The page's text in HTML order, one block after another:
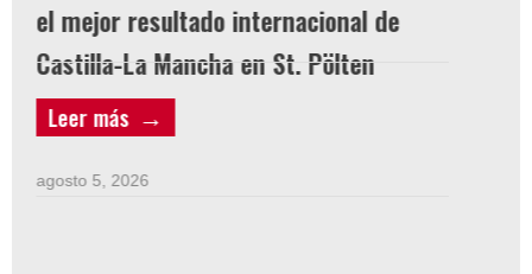
el mejor resultado internacional de
Castilla-La Mancha en St. Pölten
agosto 5, 2026
Leer más